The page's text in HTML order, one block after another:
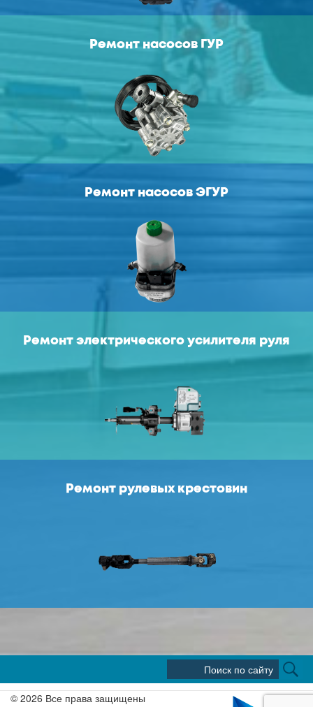
Ремонт насосов ГУР
Ремонт насосов ЭГУР
Ремонт электрического усилителя руля
Ремонт рулевых крестовин
© 2026 Все права защищены